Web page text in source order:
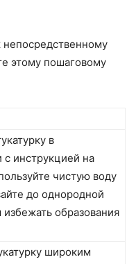
непосредственному
этому пошаговому
в
с инструкцией на
чистую воду
до однородной
образования
широким